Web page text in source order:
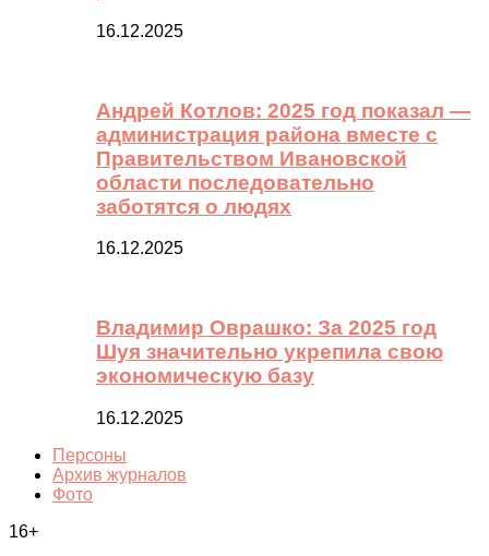
16.12.2025
Андрей Котлов: 2025 год показал —
администрация района вместе с
Правительством Ивановской
области последовательно
заботятся о людях
16.12.2025
Владимир Оврашко: За 2025 год
Шуя значительно укрепила свою
экономическую базу
16.12.2025
Персоны
Архив журналов
Фото
16+